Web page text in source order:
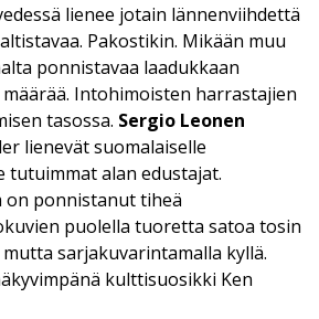
lienee jotain lännenviihdettä
Pakostikin. Mikään muu
ponnistavaa laadukkaan
Intohimoisten harrastajien
tasossa. Sergio Leonen
lienevät suomalaiselle
tutuimmat alan edustajat.
on ponnistanut tiheä
puolella tuoretta satoa tosin
sarjakuvarintamalla kyllä.
kulttisuosikki Ken